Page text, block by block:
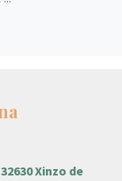
Xinzo de